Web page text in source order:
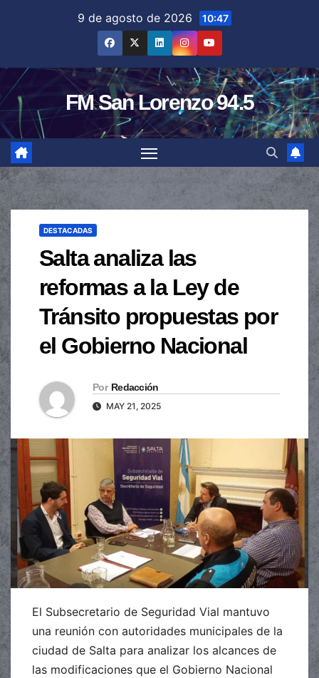
9 de agosto de 2026 10:47
FM San Lorenzo 94.5
DESTACADAS
Salta analiza las
reformas a la Ley de
Tránsito propuestas por
el Gobierno Nacional
Por Redacción
MAY 21, 2025
El Subsecretario de Seguridad Vial mantuvo
una reunión con autoridades municipales de la
ciudad de Salta para analizar los alcances de
las modificaciones que el Gobierno Nacional